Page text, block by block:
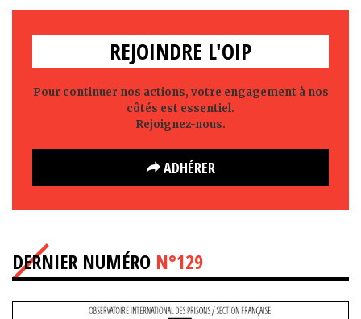
REJOINDRE L'OIP
Pour continuer nos actions, votre engagement à nos
côtés est essentiel.
Rejoignez-nous.
ADHÉRER
DERNIER NUMÉRO N°129